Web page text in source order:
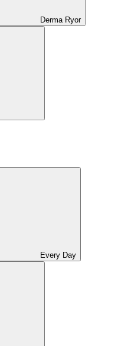
Derma Ryor
Every Day